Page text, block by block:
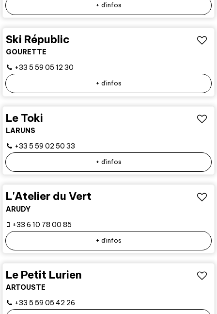
+ d'infos
Ski Républic
GOURETTE
+33 5 59 05 12 30
+ d'infos
Le Toki
LARUNS
+33 5 59 02 50 33
+ d'infos
L'Atelier du Vert
ARUDY
+33 6 10 78 00 85
+ d'infos
Le Petit Lurien
ARTOUSTE
+33 5 59 05 42 26